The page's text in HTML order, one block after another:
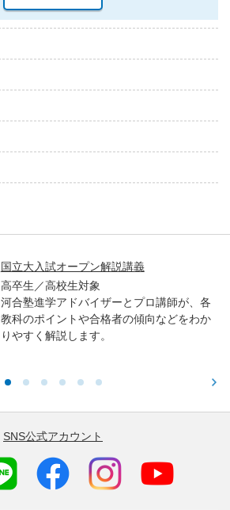
国立大入試オープン解説講義
高卒生／高校生対象
河合塾進学アドバイザーとプロ講師が、各
教科のポイントや合格者の傾向などをわか
りやすく解説します。
SNS公式アカウント